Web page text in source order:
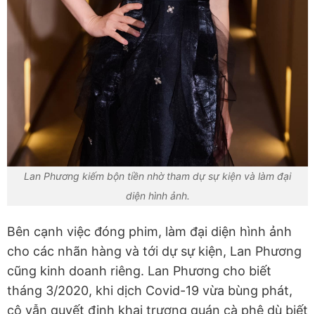
Lan Phương kiếm bộn tiền nhờ tham dự sự kiện và làm đại
diện hình ảnh.
Bên cạnh việc đóng phim, làm đại diện hình ảnh
cho các nhãn hàng và tới dự sự kiện, Lan Phương
cũng kinh doanh riêng. Lan Phương cho biết
tháng 3/2020, khi dịch Covid-19 vừa bùng phát,
cô vẫn quyết định khai trương quán cà phê dù biết